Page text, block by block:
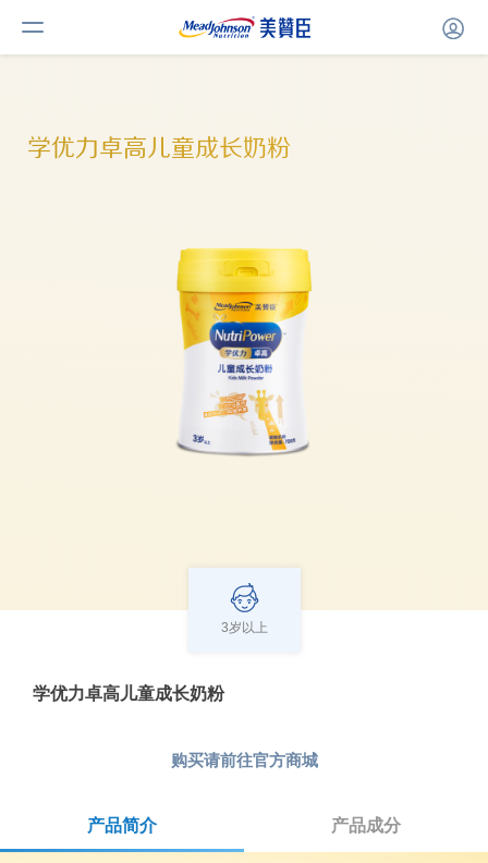
学优力卓高儿童成长奶粉
3岁以上
学优力卓高儿童成长奶粉
购买请前往官方商城
产品简介(active tab) 产品成分